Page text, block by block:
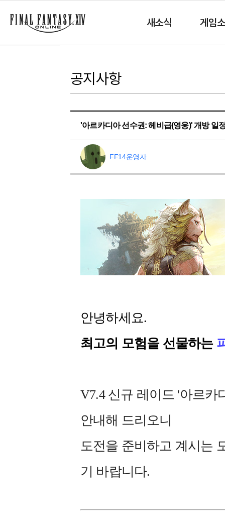
새소식 게임
공지사항
'아르카디아 선수권: 헤비급(영웅)' 개방 일
FF14운영자
안녕하세요.
최고의 모험을 선물하는
V7.4 신규 레이드 '아르카
안내해 드리오니
도전을 준비하고 계시는
기 바랍니다.